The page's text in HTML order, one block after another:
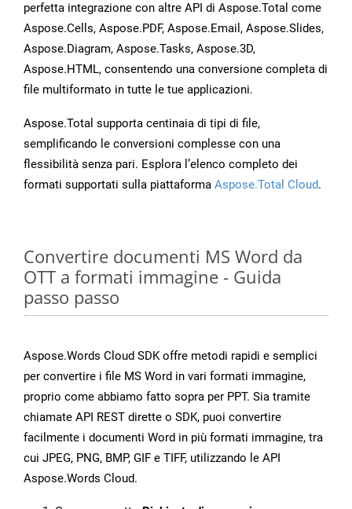
perfetta integrazione con altre API di Aspose.Total come
Aspose.Cells, Aspose.PDF, Aspose.Email, Aspose.Slides,
Aspose.Diagram, Aspose.Tasks, Aspose.3D,
Aspose.HTML, consentendo una conversione completa di
file multiformato in tutte le tue applicazioni.
Aspose.Total supporta centinaia di tipi di file,
semplificando le conversioni complesse con una
flessibilità senza pari. Esplora l’elenco completo dei
formati supportati sulla piattaforma Aspose.Total Cloud.
Convertire documenti MS Word da
OTT a formati immagine - Guida
passo passo
Aspose.Words Cloud SDK offre metodi rapidi e semplici
per convertire i file MS Word in vari formati immagine,
proprio come abbiamo fatto sopra per PPT. Sia tramite
chiamate API REST dirette o SDK, puoi convertire
facilmente i documenti Word in più formati immagine, tra
cui JPEG, PNG, BMP, GIF e TIFF, utilizzando le API
Aspose.Words Cloud.